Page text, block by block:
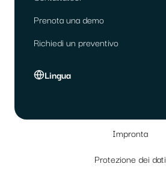
Prenota una demo
Richiedi un preventivo
Lingua
Impronta
Protezione dei dati